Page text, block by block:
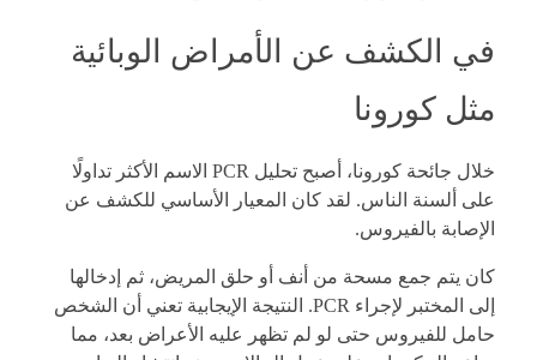
في الكشف عن الأمراض الوبائية
مثل كورونا
خلال جائحة كورونا، أصبح تحليل PCR الاسم الأكثر تداولًا
على ألسنة الناس. لقد كان المعيار الأساسي للكشف عن
الإصابة بالفيروس.
كان يتم جمع مسحة من أنف أو حلق المريض، ثم إدخالها
إلى المختبر لإجراء PCR. النتيجة الإيجابية تعني أن الشخص
حامل للفيروس حتى لو لم تظهر عليه الأعراض بعد، مما